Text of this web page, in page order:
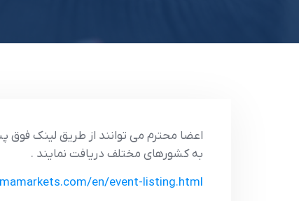
اعضا محترم مي توانند از طريق لينک فوق
به کشورهاي مختلف دريافت نمايند .
en/event-listing.html